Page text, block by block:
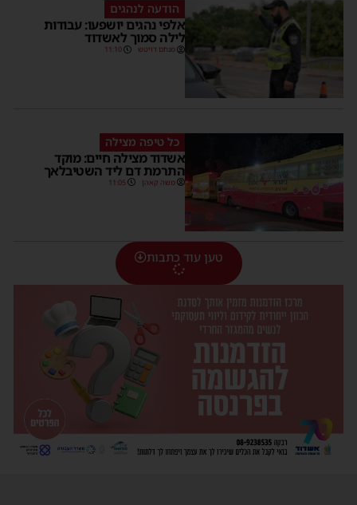
הודעה לנהגים
אלפי נהגים יושפעו: עבודות
לילה סמוך לאשדוד
מנחם דויטש 11:10
כל טיפה מצילה
אשדוד מצילה חיים: מוקד
התרמת דם ליד השטיבלאך
משה קאהן 11:05
טען עוד כתבות